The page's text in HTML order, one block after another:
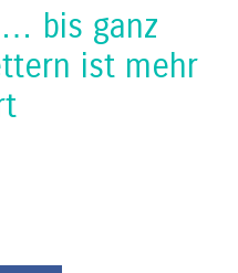
bis ganz
ist mehr